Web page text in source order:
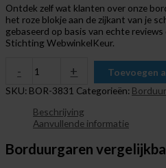
Ontdek zelf wat klanten over onze
het roze blokje aan de zijkant van je
gebaseerd op basis van echte
Stichting WebwinkelKeur.
- +
Toevoegen
SKU: BOR-3831 Categorieën:
Beschrijving
Aanvullende informatie
Borduurgaren